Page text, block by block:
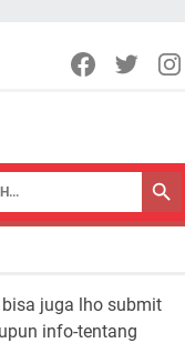
juga lho submit
info-tentang